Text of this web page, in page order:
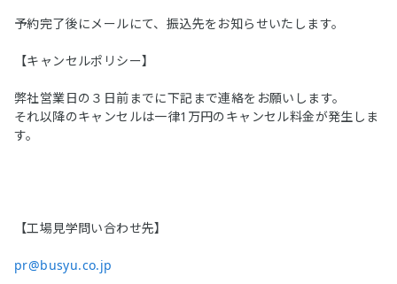
予約完了後にメールにて、振込先をお知らせいたします。
【キャンセルポリシー】
弊社営業日の３日前までに下記まで連絡をお願いします。
それ以降のキャンセルは一律1万円のキャンセル料金が発生しま
す。
【工場見学問い合わせ先】
pr@busyu.co.jp